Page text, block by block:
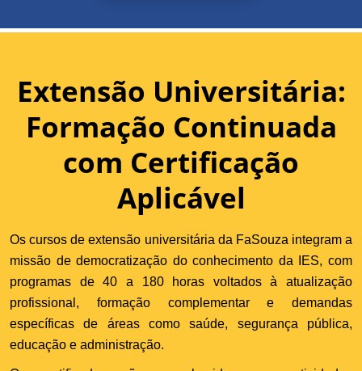
Extensão Universitária:
Formação Continuada
com Certificação
Aplicável
Os cursos de extensão universitária da FaSouza integram a
missão de democratização do conhecimento da IES, com
programas de 40 a 180 horas voltados à atualização
profissional, formação complementar e demandas
específicas de áreas como saúde, segurança pública,
educação e administração.